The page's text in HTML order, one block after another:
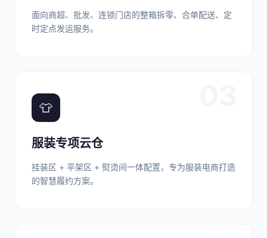
面向商超、批发、连锁门店的整箱拆零、合单配送、定
时定点发运服务。
👕
服装专项云仓
挂装区 + 平架区 + 熨烫间一体配置，专为服装电商打造
的智慧履约方案。